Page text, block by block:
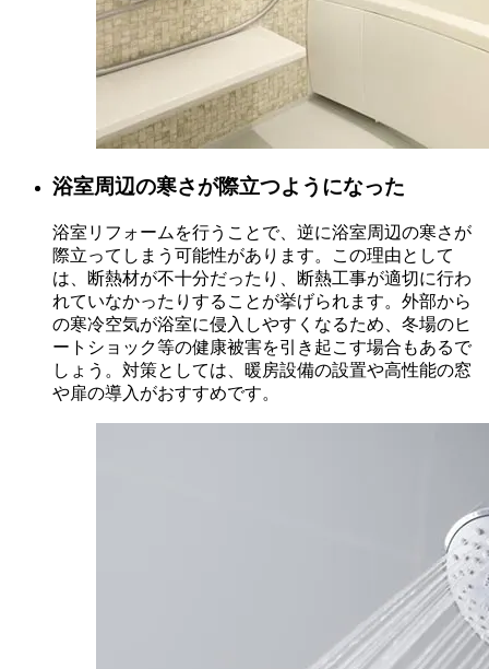
浴室周辺の寒さが際立つようになった
浴室リフォームを行うことで、逆に浴室周辺の寒さが
際立ってしまう可能性があります。この理由として
は、断熱材が不十分だったり、断熱工事が適切に行わ
れていなかったりすることが挙げられます。外部から
の寒冷空気が浴室に侵入しやすくなるため、冬場のヒ
ートショック等の健康被害を引き起こす場合もあるで
しょう。対策としては、暖房設備の設置や高性能の窓
や扉の導入がおすすめです。